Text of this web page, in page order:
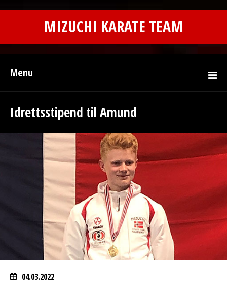
MIZUCHI KARATE TEAM
Menu
Idrettsstipend til Amund
04.03.2022